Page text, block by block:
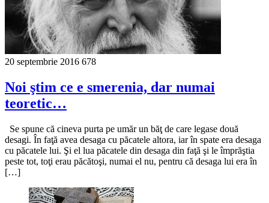
20 septembrie 2016 678
Noi ştim ce e smerenia, dar numai
teoretic…
Se spune că cineva purta pe umăr un băţ de care legase două
desagi. În faţă avea desaga cu păcatele altora, iar în spate era desaga
cu păcatele lui. Şi el lua păcatele din desaga din faţă şi le împrăştia
peste tot, toţi erau păcătoşi, numai el nu, pentru că desaga lui era în
[…]